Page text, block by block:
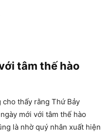
tâm thế hào
thấy rằng Thứ Bảy
mới với tâm thế hào
là nhờ quý nhân xuất hiện